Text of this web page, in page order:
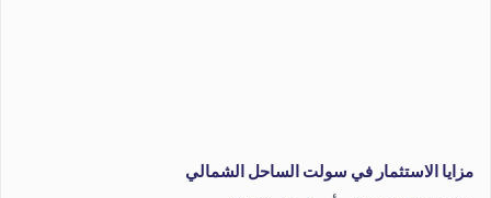
مزايا الاستثمار في سولت الساحل الشمالي